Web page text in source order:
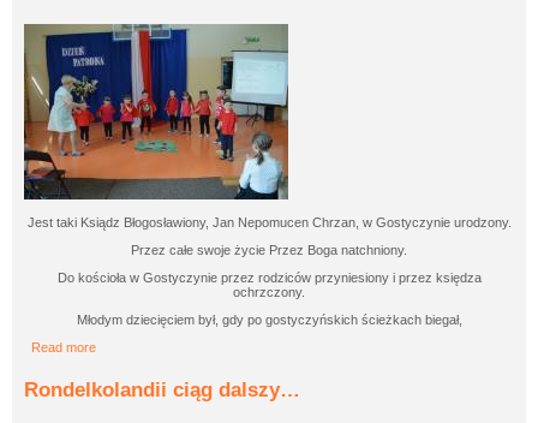
Jest taki Ksiądz Błogosławiony, Jan Nepomucen Chrzan, w Gostyczynie urodzony.
Przez całe swoje życie Przez Boga natchniony.
Do kościoła w Gostyczynie przez rodziców przyniesiony i przez księdza
ochrzczony.
Młodym dziecięciem był, gdy po gostyczyńskich ścieżkach biegał,
Read moreabout Dzień Patrona Szkoły
Rondelkolandii ciąg dalszy…